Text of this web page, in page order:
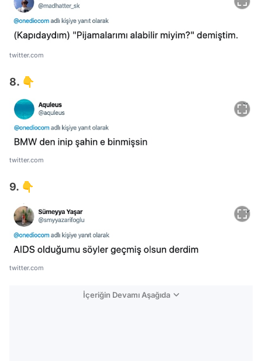
twitter.com
8. 👇
twitter.com
9. 👇
twitter.com
İçeriğin Devamı Aşağıda